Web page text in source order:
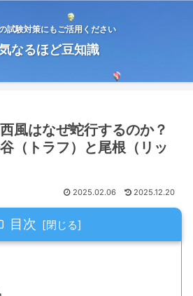
試験対策にもご活用ください
なるほど豆知識
風はなぜ蛇行するのか？
（トラフ）と尾根（リッ
2025.02.06 2025.12.20
目次